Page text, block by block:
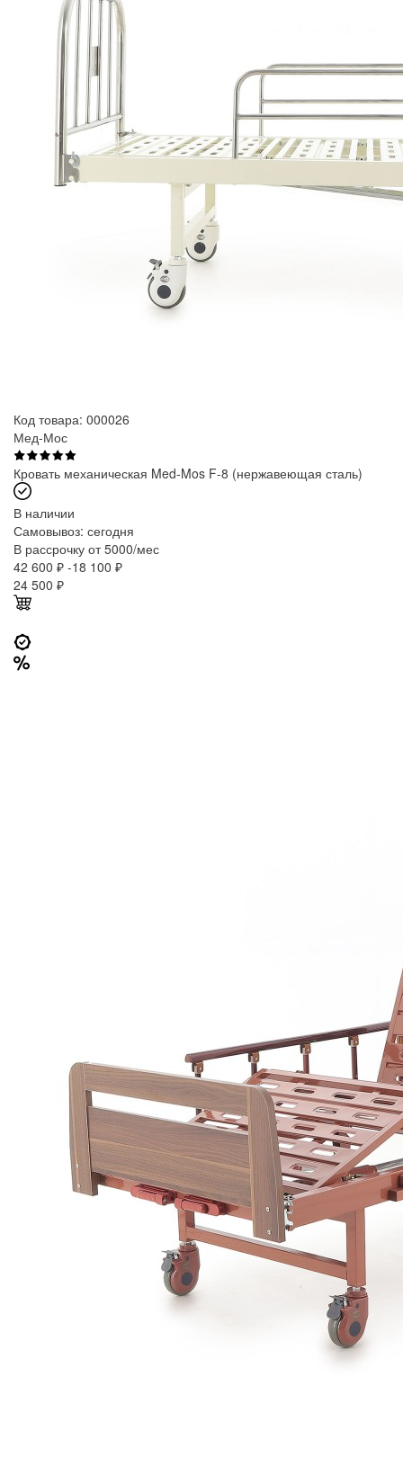
Код товара: 000026
Мед-Мос
Кровать механическая Med-Mos F-8 (нержавеющая сталь)
В наличии
Самовывоз: сегодня
В рассрочку от 5000/мес
42 600 ₽ -18 100 ₽
24 500 ₽